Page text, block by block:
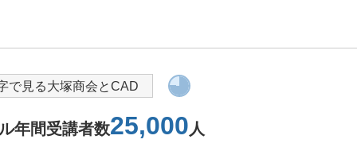
で見る大塚商会とCAD
年間受講者数25,000 人